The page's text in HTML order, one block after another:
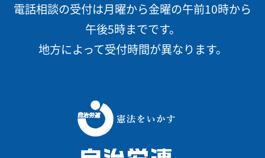
電話相談の受付は月曜から金曜の午前10時から
午後5時までです。
地方によって受付時間が異なります。